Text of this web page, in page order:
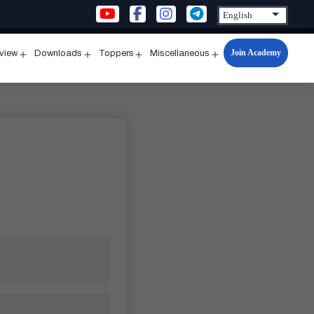
menu
Downloads
menu
Toppers
menu
Miscellaneous
Open
menu
Join Academy